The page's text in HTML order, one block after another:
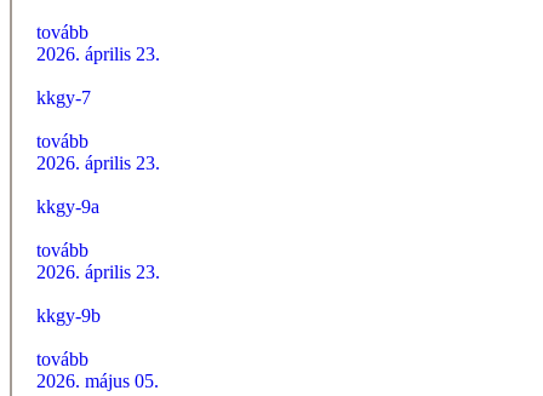
tovább
2026. április 23.
kkgy-7
tovább
2026. április 23.
kkgy-9a
tovább
2026. április 23.
kkgy-9b
tovább
2026. május 05.